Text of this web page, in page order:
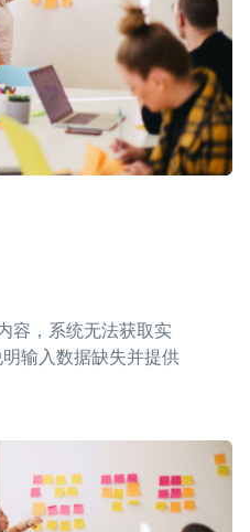
容，系统无法获取实
输入数据缺失并提供